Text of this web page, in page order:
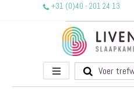
+31 (0)40 - 201 24 13
Toggle
Nav